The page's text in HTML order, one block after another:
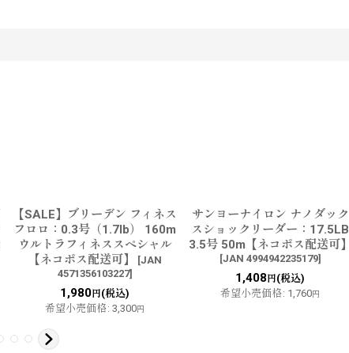
【SALE】ブリーデン フィネス
フロロ：0.3号（1.7lb） 160m
ウルトラフィネススペシャル
【ネコポス配送可】
[JAN
4571356103227]
1,980 円(税込)
希望小売価格: 3,300円
サンヨーナイロン ナノダック
スショックリーダー：17.5LB
3.5号 50m【ネコポス配送可】
[JAN 4994942235179]
1,408 円(税込)
希望小売価格: 1,760円